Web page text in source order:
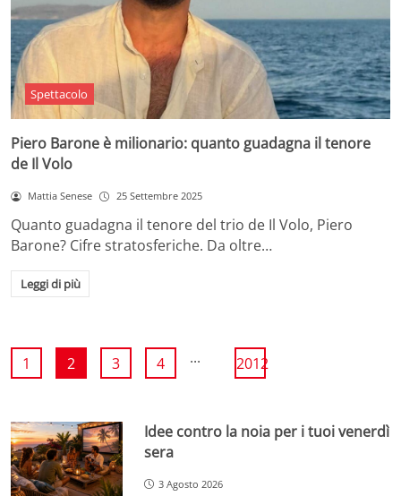
Spettacolo
Piero Barone è milionario: quanto guadagna il tenore
de Il Volo
Mattia Senese 25 Settembre 2025
Quanto guadagna il tenore del trio de Il Volo, Piero
Barone? Cifre stratosferiche. Da oltre…
Leggi di più
1 2 3 4 ... 2012
Idee contro la noia per i tuoi venerdì
sera
3 Agosto 2026